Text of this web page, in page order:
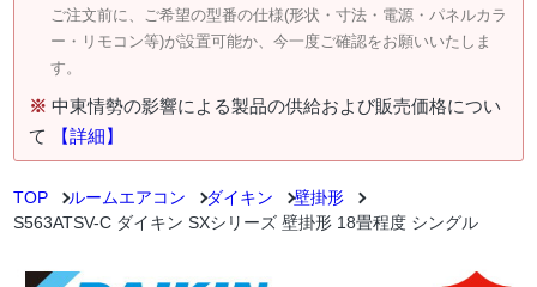
ご注文前に、ご希望の型番の仕様(形状・寸法・電源・パネルカラ
ー・リモコン等)が設置可能か、今一度ご確認をお願いいたしま
す。
※ 中東情勢の影響による製品の供給および販売価格につい
て
【詳細】
TOP ルームエアコン ダイキン
壁掛形
S563ATSV-C ダイキン SXシリーズ 壁掛形 18畳程度 シングル